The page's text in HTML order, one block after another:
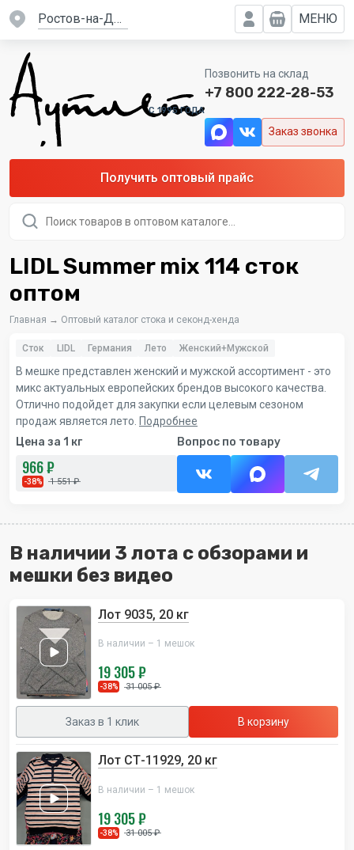
Ростов-на-Дону МЕНЮ
C 1995 ГОДА
Позвонить на склад
+7 800 222-28-53
Заказ звонка
Получить оптовый прайс
товаров
LIDL Summer mix 114 сток
оптом
Главная → Оптовый каталог стока и секонд-хенда
Сток LIDL Германия Лето Женский+Мужской
В мешке представлен женский и мужской ассортимент - это
микс актуальных европейских брендов высокого качества.
Отлично подойдет для закупки если целевым сезоном
продаж является лето. Подробнее
Цена за 1 кг
966 ₽
-38% 1 551 ₽
Вопрос по товару
В наличии 3 лота с обзорами и
мешки без видео
Лот 9035, 20 кг
В наличии – 1 мешок
19 305 ₽
-38% 31 005 ₽
Заказ в 1 клик В корзину
Лот СТ-11929, 20 кг
В наличии – 1 мешок
19 305 ₽
-38% 31 005 ₽